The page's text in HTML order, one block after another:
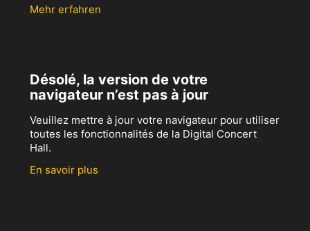
Mehr erfahren
Désolé, la version de votre
navigateur n’est pas à jour
Veuillez mettre à jour votre navigateur pour utiliser
toutes les fonctionnalités de la Digital Concert
Hall.
En savoir plus